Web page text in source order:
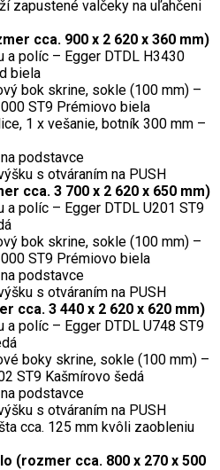
zapustené valčeky na uľahčeni
cca. 900 x 2 620 x 360 mm)
a políc – Egger DTDL H3430
biela
bok skrine, sokle (100 mm) –
ST9 Prémiovo biela
1 x vešanie, botník 300 mm –
podstavce
s otváraním na PUSH
cca. 3 700 x 2 620 x 650 mm)
a políc – Egger DTDL U201 ST9
bok skrine, sokle (100 mm) –
ST9 Prémiovo biela
podstavce
s otváraním na PUSH
cca. 3 440 x 2 620 x 620 mm)
a políc – Egger DTDL U748 ST9
boky skrine, sokle (100 mm) –
ST9 Kašmírovo šedá
podstavce
s otváraním na PUSH
cca. 125 mm kvôli zaobleniu
(rozmer cca. 800 x 270 x 500